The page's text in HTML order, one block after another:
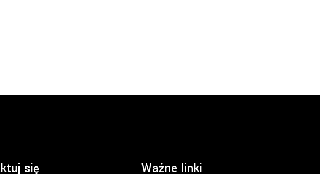
się Ważne linki